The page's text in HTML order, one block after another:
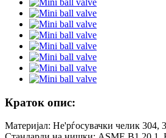
Краток опис:
Материјал: Не'рѓосувачки челик 304,